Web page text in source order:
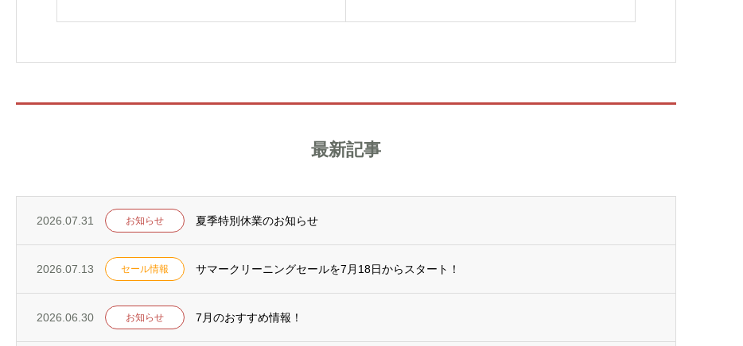
最新記事
2026.07.31 お知らせ 夏季特別休業のお知らせ
2026.07.13 セール情報 サマークリーニングセールを7月18日からスタート！
2026.06.30 お知らせ 7月のおすすめ情報！